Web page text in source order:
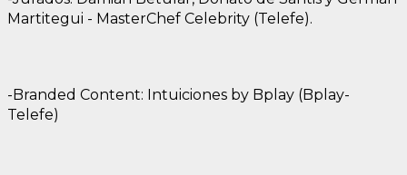
Martitegui - MasterChef Celebrity (Telefe).
-Branded Content: Intuiciones by Bplay (Bplay-
Telefe)